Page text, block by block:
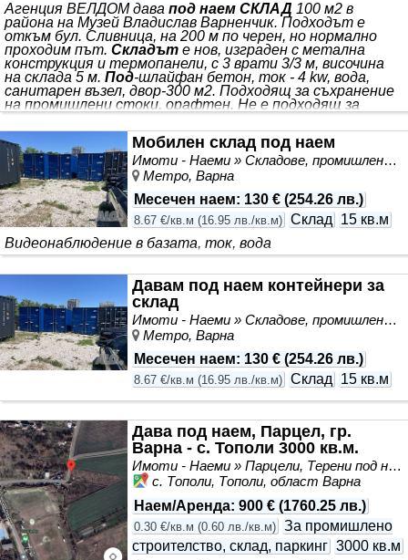
Агенция ВЕЛДОМ дава под наем СКЛАД 100 м2 в
района на Музей Владислав Варненчик. Подходът е
откъм бул. Сливница, на 200 м по черен, но нормално
проходим път. Складът е нов, изграден с метална
конструкция и термопанели, с 3 врати 3/3 м, височина
на склада 5 м. Под-шлайфан бетон, ток - 4 kw, вода,
санитарен възел, двор-300 м2. Подходящ за съхранение
на промишлени стоки, орафтен. Не е подходящ за
производство или авторемонтна работилница. За
подробности и оглед: Здравко Великов
Мобилен склад под наем
Имоти - Наеми » Складове, промишлени и стопански имоти под наем
Метро, Варна
Месечен наем: 130 € (254.26 лв.)
8.67 €/кв.м (16.95 лв./кв.м) Склад
15 кв.м
Видеонаблюдение в базата, ток, вода
Давам под наем контейнери за
склад
Имоти - Наеми » Складове, промишлени и стопански имоти под наем
Метро, Варна
Месечен наем: 130 € (254.26 лв.)
8.67 €/кв.м (16.95 лв./кв.м) Склад 15 кв.м
Дава под наем, Парцел, гр.
Варна - с. Тополи 3000 кв.м.
Имоти - Наеми » Парцели, Терени под наем
с. Тополи, Тополи, област Варна
Наем/Аренда: 900 € (1760.25 лв.)
0.30 €/кв.м (0.60 лв./кв.м) За промишлено
строителство, склад, паркинг 3000 кв.м